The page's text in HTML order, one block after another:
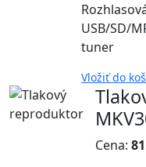
USB/SD/
tuner
Vložiť do
Cena: